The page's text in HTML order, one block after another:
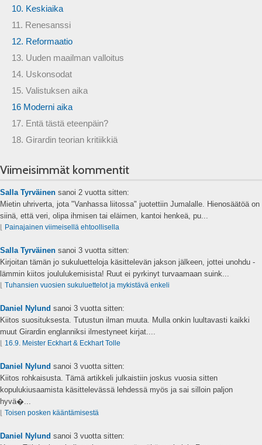
10. Keskiaika
11. Renesanssi
12. Reformaatio
13. Uuden maailman valloitus
14. Uskonsodat
15. Valistuksen aika
16 Moderni aika
17. Entä tästä eteenpäin?
18. Girardin teorian kritiikkiä
Viimeisimmät kommentit
Salla Tyrväinen sanoi 2 vuotta sitten:
Mietin uhriverta, jota "Vanhassa liitossa" juotettiin Jumalalle. Hienosäätöä on
siinä, että veri, olipa ihmisen tai eläimen, kantoi henkeä, pu...
⌊ Painajainen viimeisellä ehtoollisella
Salla Tyrväinen sanoi 3 vuotta sitten:
Kirjoitan tämän jo sukuluetteloja käsittelevän jakson jälkeen, jottei unohdu -
lämmin kiitos joululukemisista! Ruut ei pyrkinyt turvaamaan suink...
⌊ Tuhansien vuosien sukuluettelot ja mykistävä enkeli
Daniel Nylund sanoi 3 vuotta sitten:
Kiitos suosituksesta. Tutustun ilman muuta. Mulla onkin luultavasti kaikki
muut Girardin englanniksi ilmestyneet kirjat....
⌊ 16.9. Meister Eckhart & Eckhart Tolle
Daniel Nylund sanoi 3 vuotta sitten:
Kiitos rohkaisusta. Tämä artikkeli julkaistiin joskus vuosia sitten
kopulukiusaamista käsittelevässä lehdessä myös ja sai silloin paljon
hyvä�...
⌊ Toisen posken kääntämisestä
Daniel Nylund sanoi 3 vuotta sitten: